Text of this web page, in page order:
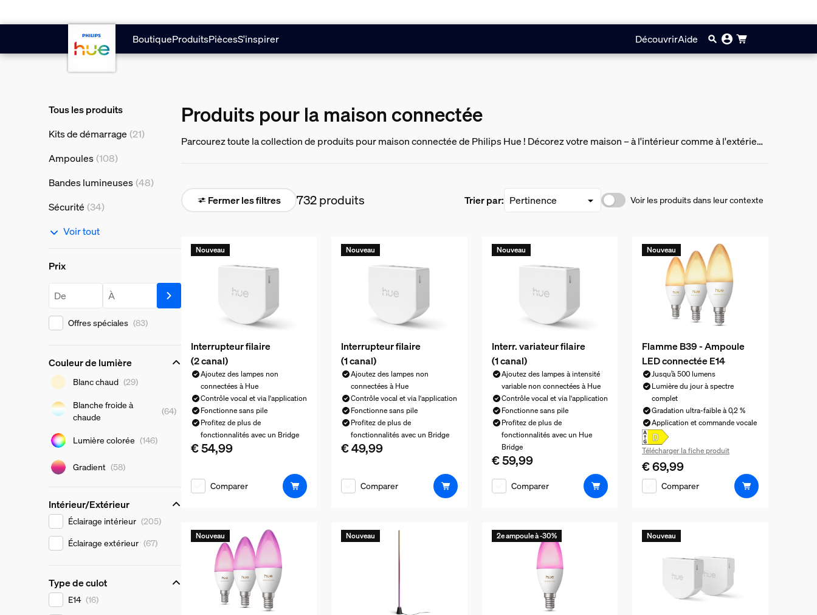
BoutiqueProduitsPiècesS'inspirer DécouvrirAide
Tous les produits
Kits de démarrage (21)
Ampoules (108)
Bandes lumineuses (48)
Sécurité (34)
Voir tout
Prix
Prix
À partir de Jusqu'à
Offres spéciales (83)
Couleur de lumière
Couleur de lumière
Blanc chaud (29)
Blanche froide à
chaude
(64)
Lumière colorée (146)
Gradient (58)
Intérieur/Extérieur
Intérieur/Extérieur
Éclairage intérieur (205)
Éclairage extérieur (67)
Type de culot
Type de culot
E14 (16)
Produits pour la maison connectée
Parcourez toute la collection de produits pour maison connectée de Philips Hue ! Décorez votre maison – à l'intérieur comme à l'extérieur
Fermer les filtres 732 produits Trier par: Voir les produits dans leur contexte
Nouveau
Interrupteur filaire
(2 canal)
Ajoutez des lampes non
connectées à Hue
Contrôle vocal et via l'application
Fonctionne sans pile
Profitez de plus de
fonctionnalités avec un Bridge
Le prix actuel est € 54,99
€ 54,99
Comparer
Nouveau
Interrupteur filaire
(1 canal)
Ajoutez des lampes non
connectées à Hue
Contrôle vocal et via l'application
Fonctionne sans pile
Profitez de plus de
fonctionnalités avec un Bridge
Le prix actuel est € 49,99
€ 49,99
Comparer
Nouveau
Interr. variateur filaire
(1 canal)
Ajoutez des lampes à intensité
variable non connectées à Hue
Contrôle vocal et via l'application
Fonctionne sans pile
Profitez de plus de
fonctionnalités avec un Hue
Bridge
Le prix actuel est € 59,99
€ 59,99
Comparer
Nouveau
Flamme B39 - Ampoule
LED connectée E14
Jusqu’à 500 lumens
Lumière du jour à spectre
complet
Gradation ultra-faible à 0,2 %
Application et commande vocale
Télécharger la fiche produit
Le prix actuel est € 69,99
€ 69,99
Comparer
Nouveau Nouveau 2e ampoule à -30% Nouveau